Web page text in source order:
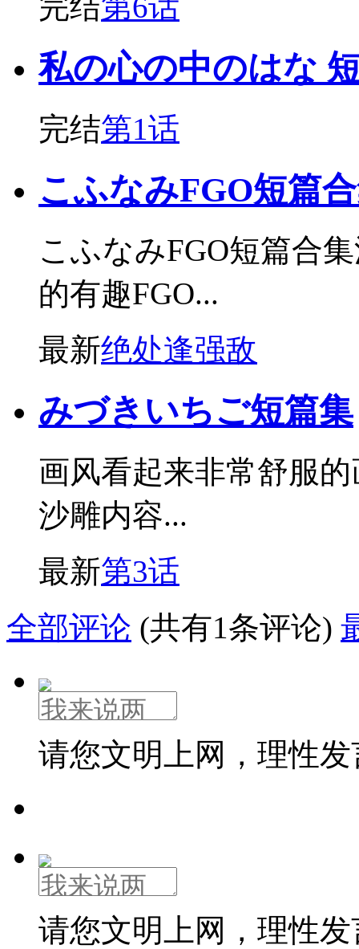
私の心の中のはな
完结第1话
こふなみFGO短篇
こふなみFGO短篇合
的有趣FGO...
最新绝处逢强敌
みづきいちご短篇集
画风看起来非常舒服
沙雕内容...
最新第3话
全部评论 (共有1条评论)
请您文明上网，理性
请您文明上网，理性